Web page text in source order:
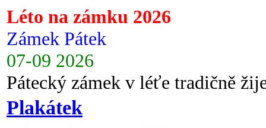
Léto na zámku 2026
Zámek Pátek
07-09 2026
Pátecký zámek v léťe tradičně
Plakátek